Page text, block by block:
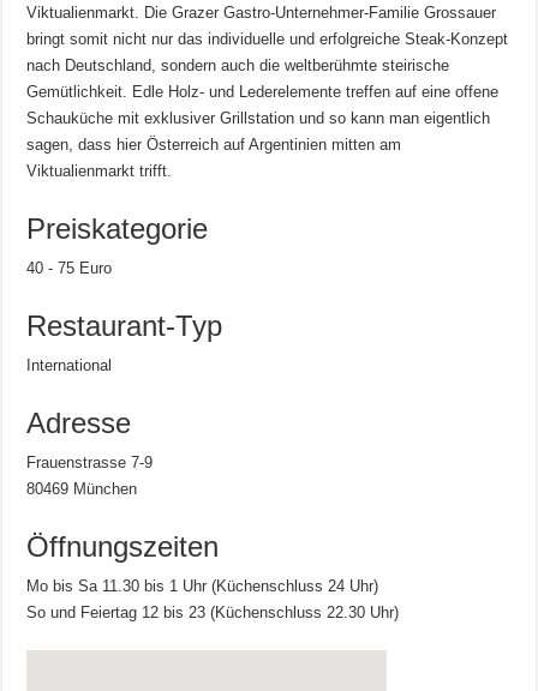
Viktualienmarkt. Die Grazer Gastro-Unternehmer-Familie Grossauer
bringt somit nicht nur das individuelle und erfolgreiche Steak-Konzept
nach Deutschland, sondern auch die weltberühmte steirische
Gemütlichkeit. Edle Holz- und Lederelemente treffen auf eine offene
Schauküche mit exklusiver Grillstation und so kann man eigentlich
sagen, dass hier Österreich auf Argentinien mitten am
Viktualienmarkt trifft.
Preiskategorie
40 - 75 Euro
Restaurant-Typ
International
Adresse
Frauenstrasse 7-9
80469 München
Öffnungszeiten
Mo bis Sa 11.30 bis 1 Uhr (Küchenschluss 24 Uhr)
So und Feiertag 12 bis 23 (Küchenschluss 22.30 Uhr)